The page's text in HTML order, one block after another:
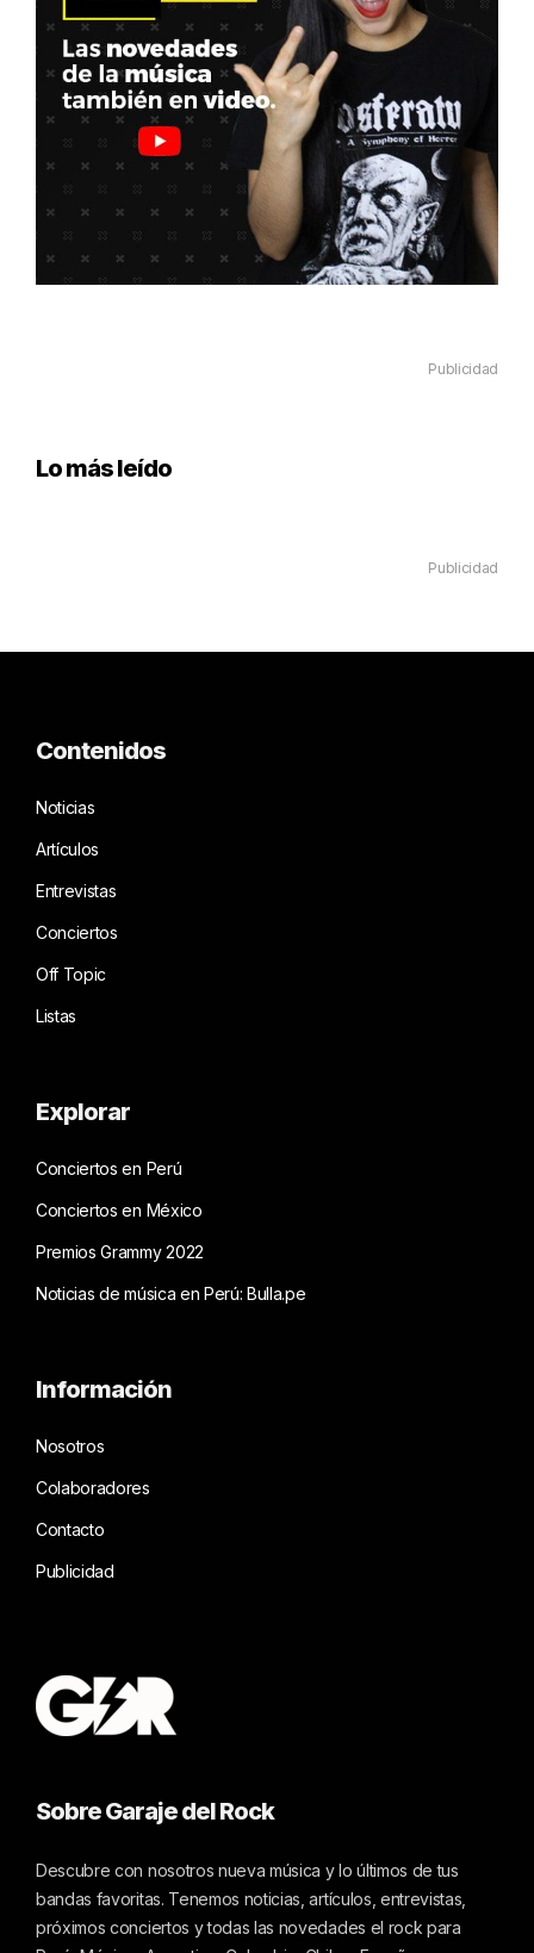
Publicidad
Lo más leído
Publicidad
Contenidos
Noticias
Artículos
Entrevistas
Conciertos
Off Topic
Listas
Explorar
Conciertos en Perú
Conciertos en México
Premios Grammy 2022
Noticias de música en Perú: Bulla.pe
Información
Nosotros
Colaboradores
Contacto
Publicidad
Sobre Garaje del Rock
Descubre con nosotros nueva música y lo últimos de tus
bandas favoritas. Tenemos noticias, artículos, entrevistas,
próximos conciertos y todas las novedades el rock para